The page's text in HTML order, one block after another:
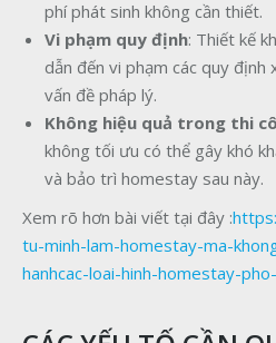
phí phát sinh không cần thiết.
Vi phạm quy định: Thiết kế
dẫn đến vi phạm các quy
vấn đề pháp lý.
Không hiệu quả trong thi
không tối ưu có thể gây khó
và bảo trì homestay sau này.
Xem rõ hơn bài viết tại đây :
tu-minh-lam-homestay-ma-
hanhcac-loai-hinh-homestay-